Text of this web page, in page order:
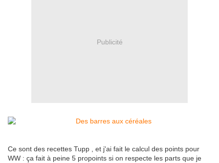
Publicité
Ce sont des recettes Tupp , et j'ai fait le calcul des points pour
WW : ça fait à peine 5 propoints si on respecte les parts que je